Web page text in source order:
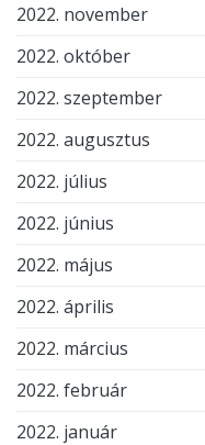
2022. november
2022. október
2022. szeptember
2022. augusztus
2022. július
2022. június
2022. május
2022. április
2022. március
2022. február
2022. január